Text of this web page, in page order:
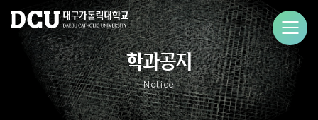
학과공지
Notice